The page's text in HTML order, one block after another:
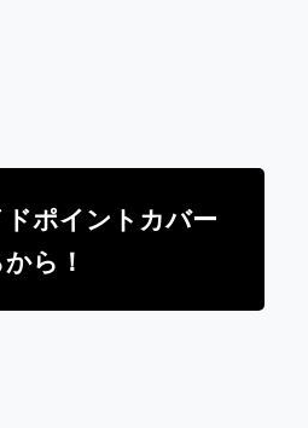
ポイントカバー
ら！